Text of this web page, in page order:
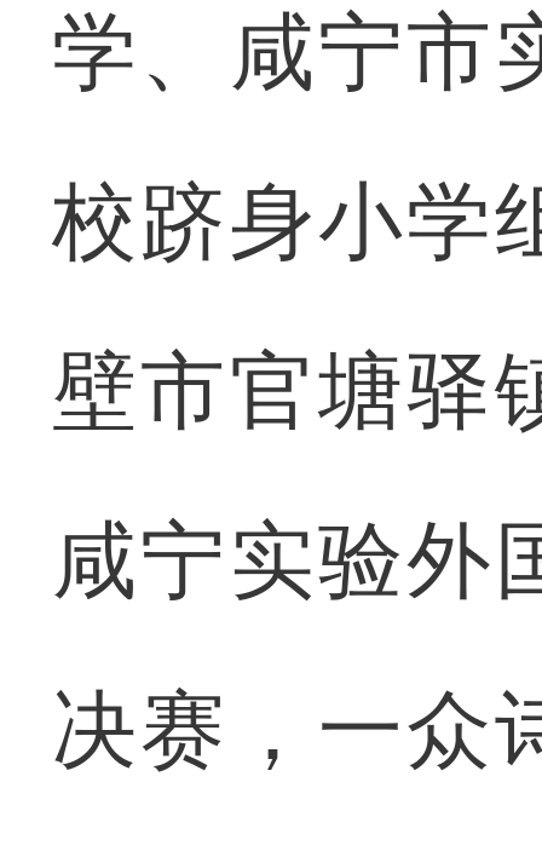
学、咸宁市
校跻身小学
壁市官塘驿
咸宁实验外
决赛，一众